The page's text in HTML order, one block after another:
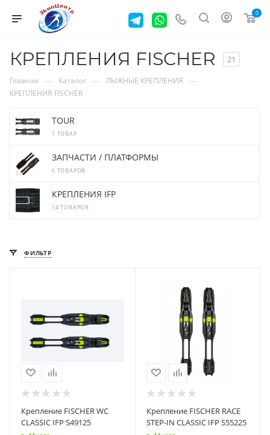
0
КРЕПЛЕНИЯ FISCHER 21
Главная — Каталог — ЛЫЖНЫЕ КРЕПЛЕНИЯ —
КРЕПЛЕНИЯ FISCHER
TOUR
1 ТОВАР
ЗАПЧАСТИ / ПЛАТФОРМЫ
6 ТОВАРОВ
КРЕПЛЕНИЯ IFP
14 ТОВАРОВ
ФИЛЬТР
Крепление FISCHER WC
CLASSIC IFP S49125
Крепление FISCHER RACE
STEP-IN CLASSIC IFP S55225